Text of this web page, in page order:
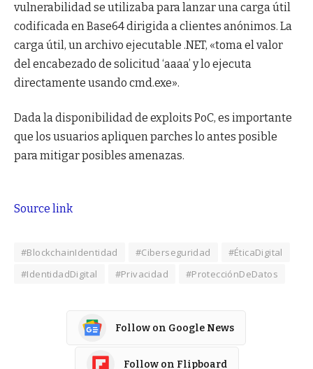
vulnerabilidad se utilizaba para lanzar una carga útil
codificada en Base64 dirigida a clientes anónimos. La
carga útil, un archivo ejecutable .NET, «toma el valor
del encabezado de solicitud ‘aaaa’ y lo ejecuta
directamente usando cmd.exe».
Dada la disponibilidad de exploits PoC, es importante
que los usuarios apliquen parches lo antes posible
para mitigar posibles amenazas.
Source link
#BlockchainIdentidad #Ciberseguridad
#ÉticaDigital
#IdentidadDigital
#Privacidad #ProtecciónDeDatos
Follow on Google News
Follow on Flipboard